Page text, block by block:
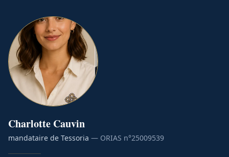
Charlotte Cauvin
mandataire de Tessoria — ORIAS n°25009539